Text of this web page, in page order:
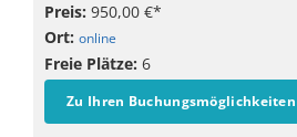
Preis: 950,00 €*
Ort: online
Freie Plätze: 6
Zu Ihren Buchungsmöglichkeiten